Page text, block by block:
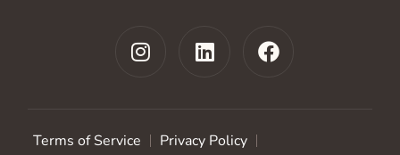
Terms of Service Privacy Policy